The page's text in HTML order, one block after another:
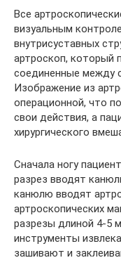
Все
визуальным
внутрисуставных
артроскоп, который
соединенные между
Изображение из
операционной, что
свои действия, а
хирургического
Сначала ногу
разрез вводят
канюлю вводят
артроскопических
разрезы длиной 4-5
инструменты
зашивают и